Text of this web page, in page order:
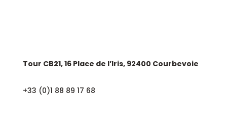
Tour CB21, 16 Place de l’Iris, 92400 Courbevoie
+33 (0)1 88 89 17 68